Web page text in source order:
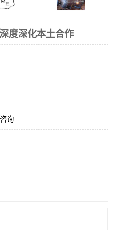
度深化本土合作
询